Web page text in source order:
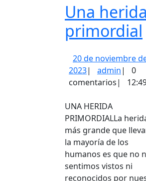
Una herida
primordial
20 de noviembre
202320
de
de
2023
| adminadmin
|
0
comentarios|
UNA HERIDA
PRIMORDIALLa
más grande que
la mayoría de los
humanos es que no
sentimos vistos ni
reconocidos por